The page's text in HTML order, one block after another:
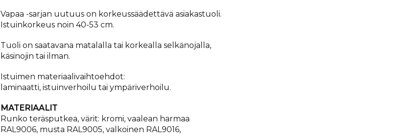
Vapaa -sarjan uutuus on korkeussäädettävä asiakastuoli.
Istuinkorkeus noin 40-53 cm.
Tuoli on saatavana matalalla tai korkealla selkänojalla,
käsinojin tai ilman.
Istuimen materiaalivaihtoehdot:
laminaatti, istuinverhoilu tai ympäriverhoilu.
MATERIAALIT
Runko teräsputkea, värit: kromi, vaalean harmaa
RAL9006, musta RAL9005, valkoinen RAL9016,